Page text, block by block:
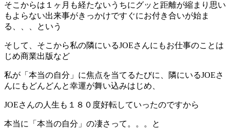
そこからは１ヶ月も経たないうちにグッと距離が縮まり思い
もよらない出来事がきっかけですぐにお付き合いが始ま
る、、、という
そして、そこから私の隣にいるJOEさんにもお仕事のことは
じめ商業出版など
私が「本当の自分」に焦点を当てるたびに、隣にいるJOEさ
んにもどんどんと幸運が舞い込みはじめ、
JOEさんの人生も１８０度好転していったのですから
本当に「本当の自分」の凄さって。。。と